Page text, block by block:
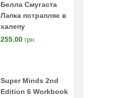
Белла Смугаста
Лапка потрапляє в
халепу
255.00 грн.
Super Minds 2nd
Edition 6 Workbook